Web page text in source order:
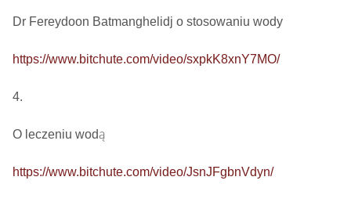
Dr Fereydoon Batmanghelidj o stosowaniu wody
https://www.bitchute.com/video/sxpkK8xnY7MO/
4.
O leczeniu wodą
https://www.bitchute.com/video/JsnJFgbnVdyn/